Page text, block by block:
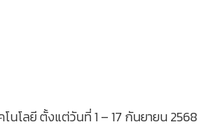
โลยี ตั้งแต่วันที่ 1 – 17 กันยายน 2568